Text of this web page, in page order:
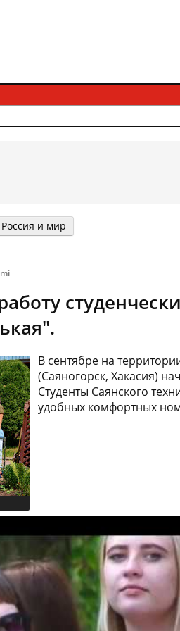
Россия и мир
В сентябре на
(Саяногорск, Хакасия)
Студенты Саянского
удобных комфортных